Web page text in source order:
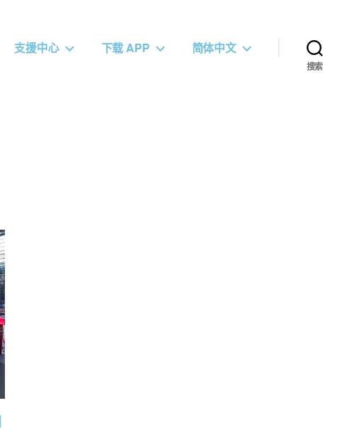
支援中心 下载 APP 简体中文
搜索